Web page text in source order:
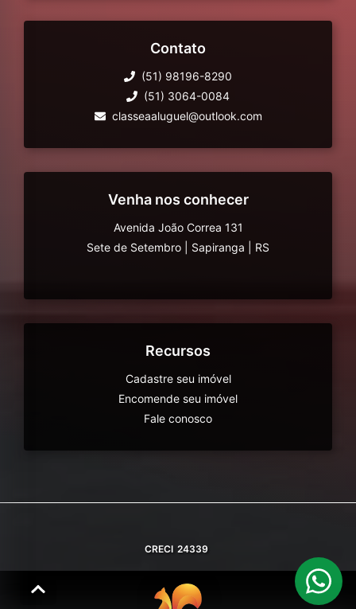
Contato
(51) 98196-8290
(51) 3064-0084
classeaaluguel@outlook.com
Venha nos conhecer
Avenida João Correa 131
Sete de Setembro
Sapiranga RS
Recursos
Cadastre seu imóvel
Encomende seu imóvel
Fale conosco
CRECI 24339